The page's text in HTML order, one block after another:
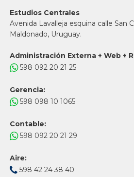
Estudios Centrales
Avenida Lavalleja esquina calle San
Maldonado, Uruguay.
Administración Externa + Web +
598 092 20 21 25
Gerencia:
598 098 10 1065
Contable:
598 092 20 21 29
Aire:
598 42 24 38 40